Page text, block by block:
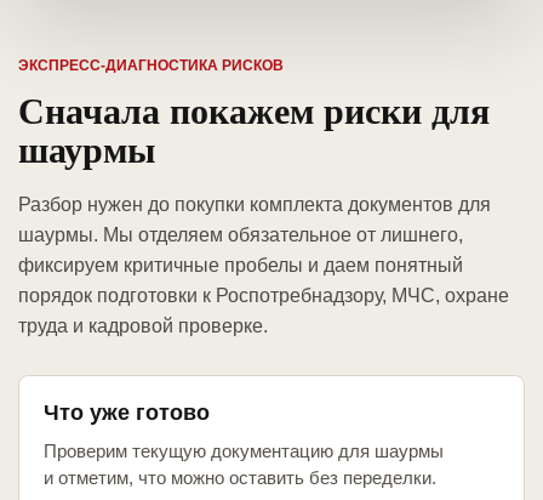
ЭКСПРЕСС-ДИАГНОСТИКА РИСКОВ
Сначала покажем риски для
шаурмы
Разбор нужен до покупки комплекта документов для
шаурмы. Мы отделяем обязательное от лишнего,
фиксируем критичные пробелы и даем понятный
порядок подготовки к Роспотребнадзору, МЧС, охране
труда и кадровой проверке.
Что уже готово
Проверим текущую документацию для шаурмы
и отметим, что можно оставить без переделки.